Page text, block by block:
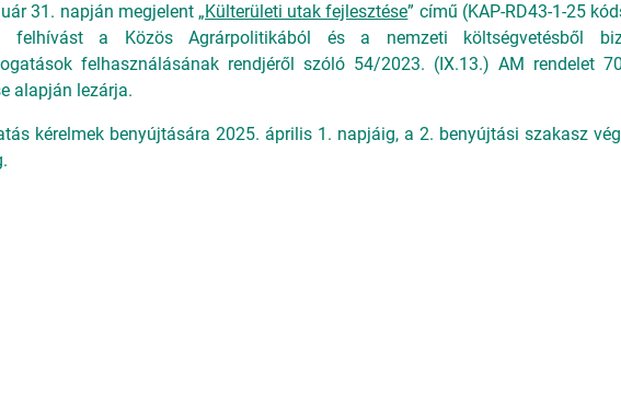
31. napján megjelent „Külterületi utak fejlesztése” című (KAP-RD43-1-25
felhívást a Közös Agrárpolitikából és a nemzeti költségvetésből
felhasználásának rendjéről szóló 54/2023. (IX.13.) AM rendelet
alapján lezárja.
kérelmek benyújtására 2025. április 1. napjáig, a 2. benyújtási szakasz